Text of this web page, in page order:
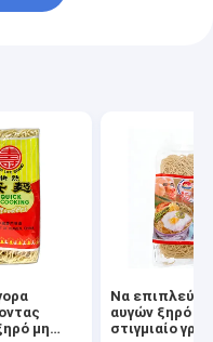
μη
Να
αυγών ξηρό
στιγμιαίο